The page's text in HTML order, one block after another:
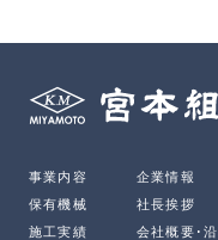
事業内容
保有機械
施工実績
企業情報
社長挨拶
会社概要･